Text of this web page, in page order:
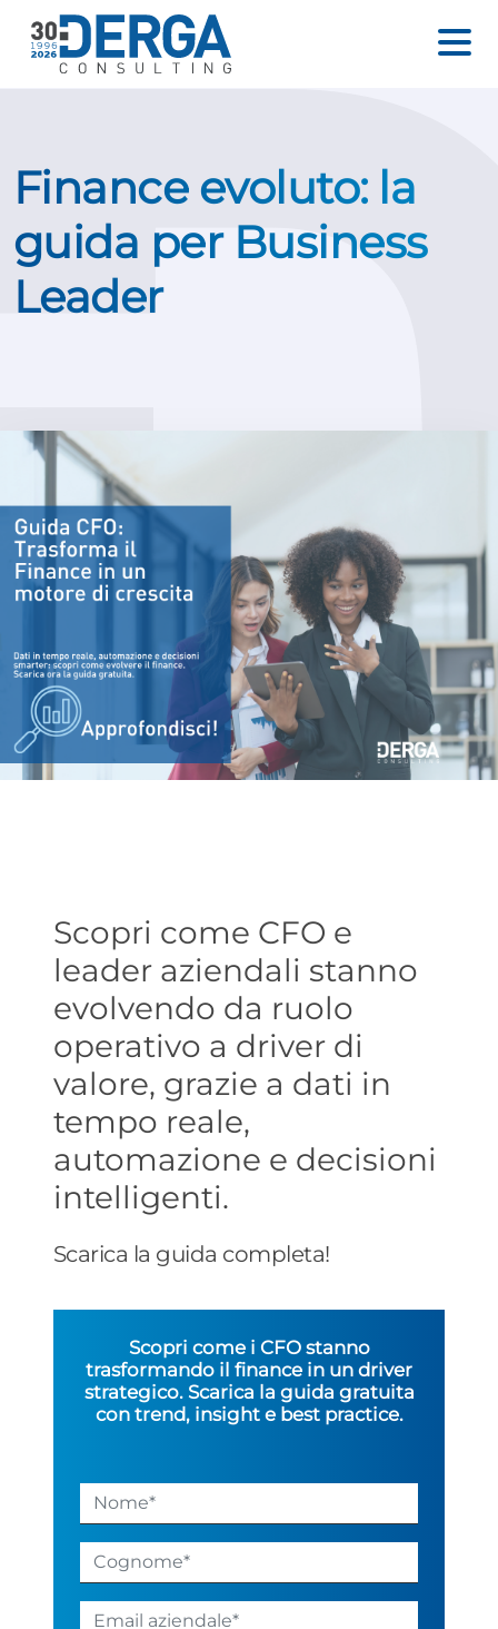
Finance evoluto: la
guida per Business
Leader
Scopri come CFO e
leader aziendali stanno
evolvendo da ruolo
operativo a driver di
valore, grazie a dati in
tempo reale,
automazione e decisioni
intelligenti.
Scarica la guida completa!
Scopri come i CFO stanno
trasformando il finance in un driver
strategico. Scarica la guida gratuita
con trend, insight e best practice.